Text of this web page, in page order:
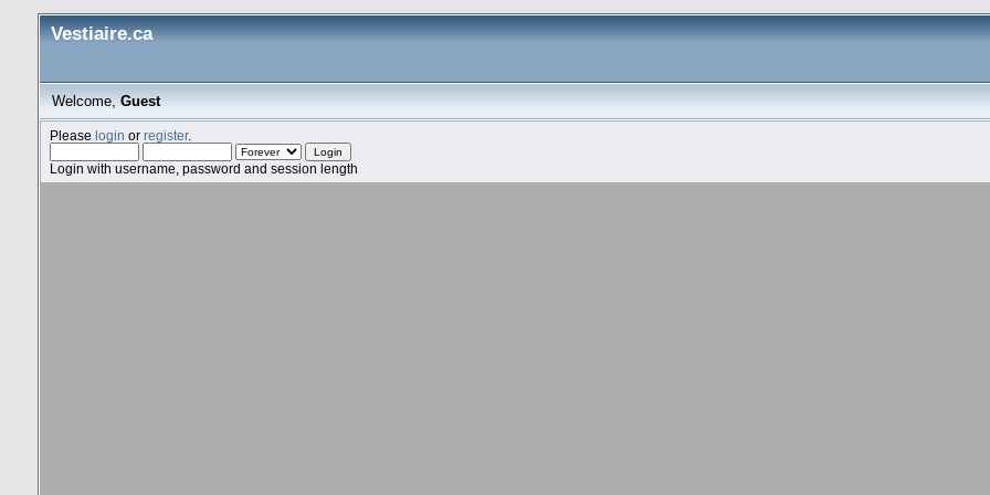
Vestiaire.ca
Welcome,Guest
Please login or register.
Login with username, password and session length